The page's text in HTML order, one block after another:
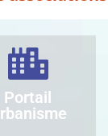
Portail